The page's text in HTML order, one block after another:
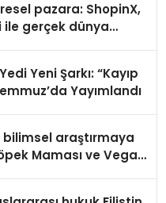
pazara: ShopinX,
gerçek dünya
Yeni Şarkı: “Kayıp
Yayımlandı
bilimsel araştırmaya
Maması ve Vegan